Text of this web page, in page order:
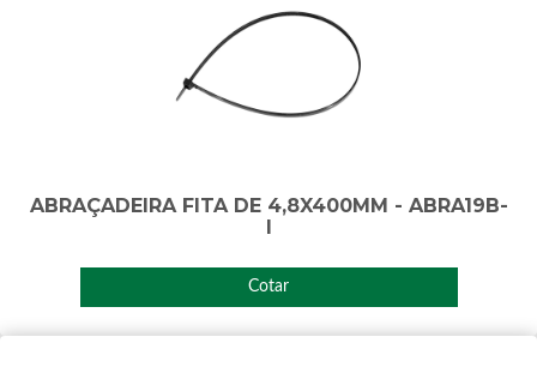
ABRAÇADEIRA FITA DE 4,8X400MM - ABRA19B-
I
Cotar